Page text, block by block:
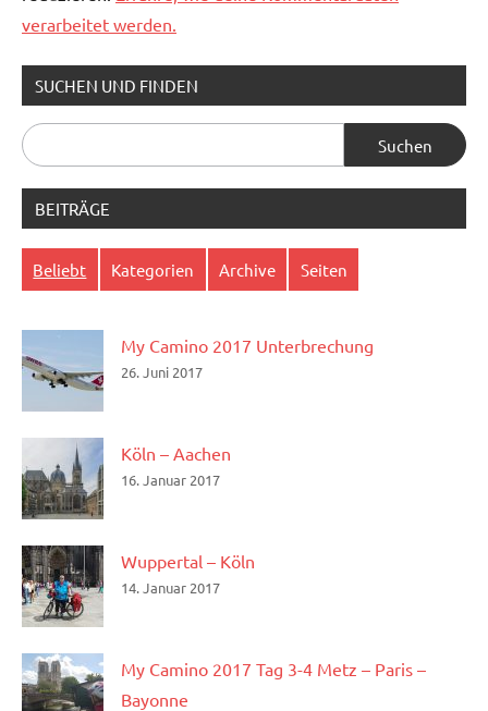
verarbeitet werden.
SUCHEN UND FINDEN
Suchen
nach:
BEITRÄGE
Beliebt Kategorien Archive Seiten
My Camino 2017 Unterbrechung
26. Juni 2017
Köln – Aachen
16. Januar 2017
Wuppertal – Köln
14. Januar 2017
My Camino 2017 Tag 3-4 Metz – Paris –
Bayonne